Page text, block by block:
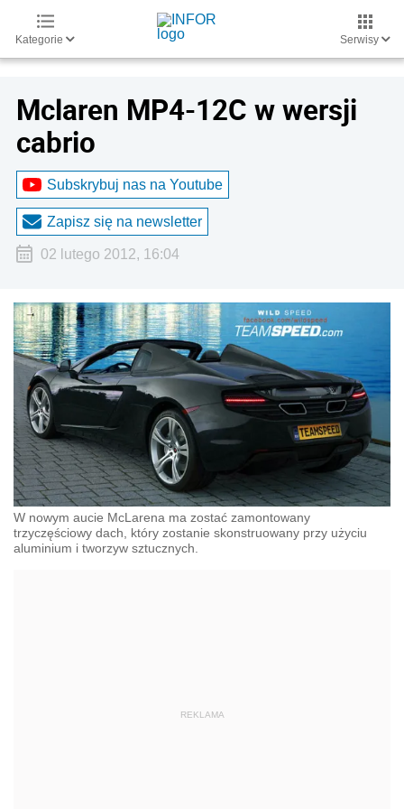
Kategorie Serwisy
Mclaren MP4-12C w wersji
cabrio
Subskrybuj nas na Youtube
Zapisz się na newsletter
02 lutego 2012, 16:04
W nowym aucie McLarena ma zostać zamontowany
trzyczęściowy dach, który zostanie skonstruowany przy użyciu
aluminium i tworzyw sztucznych.